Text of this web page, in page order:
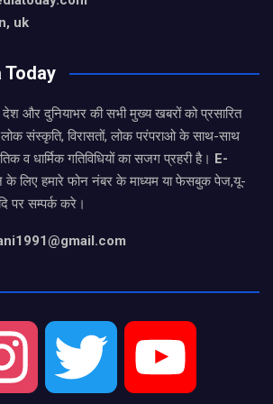
uk
Today
देश और दुनियाभर की सभी मुख्य खबरों को प्रसारित
संस्कृति, विरासतों, लोक परंपराओ के साथ-साथ
व धार्मिक गतिविधियों का सजग प्रहरी है। E-
लिए हमारे फोन नंबर के माध्यम या फेसबुक पेज,यू-
पर सम्पर्क करे।